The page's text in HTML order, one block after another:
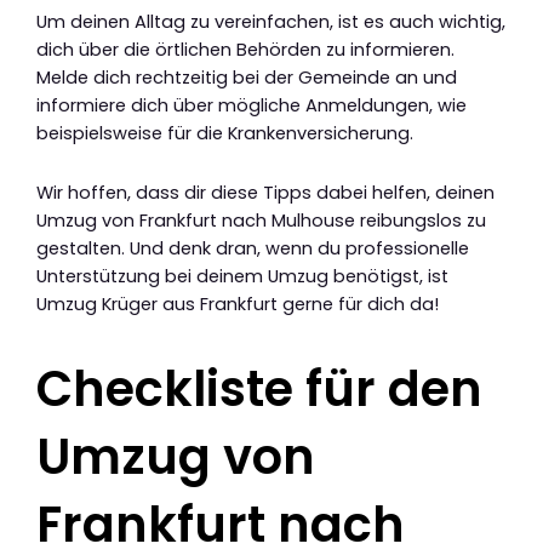
Um deinen Alltag zu vereinfachen, ist es auch wichtig,
dich über die örtlichen Behörden zu informieren.
Melde dich rechtzeitig bei der Gemeinde an und
informiere dich über mögliche Anmeldungen, wie
beispielsweise für die Krankenversicherung.
Wir hoffen, dass dir diese Tipps dabei helfen, deinen
Umzug von Frankfurt nach Mulhouse reibungslos zu
gestalten. Und denk dran, wenn du professionelle
Unterstützung bei deinem Umzug benötigst, ist
Umzug Krüger aus Frankfurt gerne für dich da!
Checkliste für den
Umzug von
Frankfurt nach